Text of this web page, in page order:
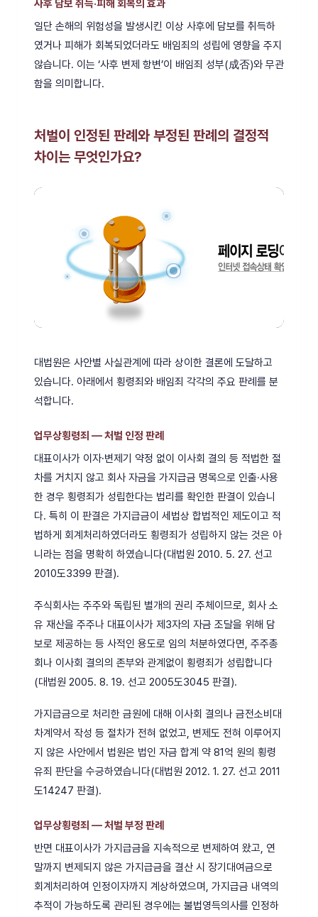
사후 담보 취득·피해 회복의 효과
일단 손해의 위험성을 발생시킨 이상 사후에 담보를 취득하
였거나 피해가 회복되었더라도 배임죄의 성립에 영향을 주지
않습니다. 이는 ‘사후 변제 항변’이 배임죄 성부(成否)와 무관
함을 의미합니다.
처벌이 인정된 판례와 부정된 판례의 결정적
차이는 무엇인가요?
대법원은 사안별 사실관계에 따라 상이한 결론에 도달하고
있습니다. 아래에서 횡령죄와 배임죄 각각의 주요 판례를 분
석합니다.
업무상횡령죄 — 처벌 인정 판례
대표이사가 이자·변제기 약정 없이 이사회 결의 등 적법한 절
차를 거치지 않고 회사 자금을 가지급금 명목으로 인출·사용
한 경우 횡령죄가 성립한다는 법리를 확인한 판결이 있습니
다. 특히 이 판결은 가지급금이 세법상 합법적인 제도이고 적
법하게 회계처리하였더라도 횡령죄가 성립하지 않는 것은 아
니라는 점을 명확히 하였습니다(대법원 2010. 5. 27. 선고
2010도3399 판결).
주식회사는 주주와 독립된 별개의 권리 주체이므로, 회사 소
유 재산을 주주나 대표이사가 제3자의 자금 조달을 위해 담
보로 제공하는 등 사적인 용도로 임의 처분하였다면, 주주총
회나 이사회 결의의 존부와 관계없이 횡령죄가 성립합니다
(대법원 2005. 8. 19. 선고 2005도3045 판결).
가지급금으로 처리한 금원에 대해 이사회 결의나 금전소비대
차계약서 작성 등 절차가 전혀 없었고, 변제도 전혀 이루어지
지 않은 사안에서 법원은 법인 자금 합계 약 81억 원의 횡령
유죄 판단을 수긍하였습니다(대법원 2012. 1. 27. 선고 2011
도14247 판결).
업무상횡령죄 — 처벌 부정 판례
반면 대표이사가 가지급금을 지속적으로 변제하여 왔고, 연
말까지 변제되지 않은 가지급금을 결산 시 장기대여금으로
회계처리하여 인정이자까지 계상하였으며, 가지급금 내역의
추적이 가능하도록 관리된 경우에는 불법영득의사를 인정하